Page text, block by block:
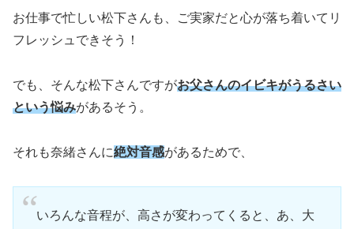
お仕事で忙しい松下さんも、ご実家だと心が落ち着いてリ
フレッシュできそう！
でも、そんな松下さんですがお父さんのイビキがうるさい
という悩みがあるそう。
それも奈緒さんに絶対音感があるためで、
いろんな音程が、高さが変わってくると、あ、大